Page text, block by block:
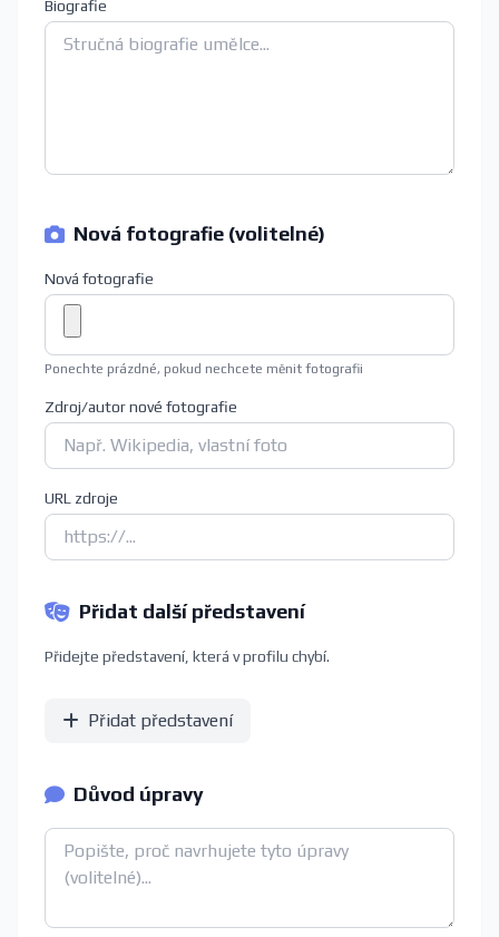
Biografie
Nová fotografie (volitelné)
Nová fotografie
Ponechte prázdné, pokud nechcete měnit fotografii
Zdroj/autor nové fotografie
URL zdroje
Přidat další představení
Přidejte představení, která v profilu chybí.
Přidat představení
Důvod úpravy